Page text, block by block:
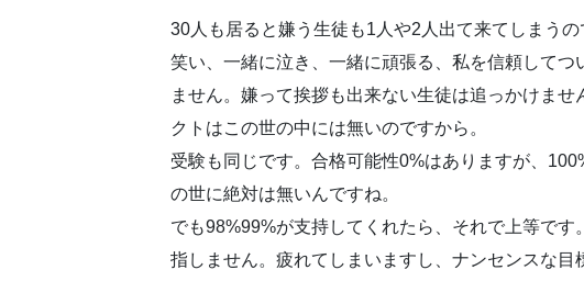
30人も居ると嫌う生徒も1人や2人出て来てしまう
笑い、一緒に泣き、一緒に頑張る、私を信頼して
ません。嫌って挨拶も出来ない生徒は追っかけま
クトはこの世の中には無いのですから。
受験も同じです。合格可能性0%はありますが、
の世に絶対は無いんですね。
でも98%99%が支持してくれたら、それで上等です
指しません。疲れてしまいますし、ナンセンスな